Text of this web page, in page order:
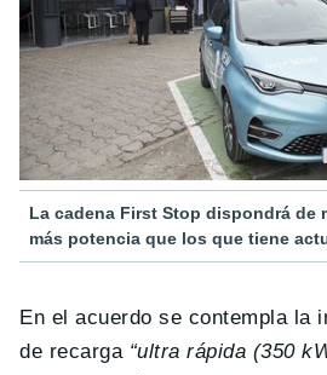
La cadena First Stop dispondrá de
más potencia que los que tiene
En el acuerdo se contempla la
de recarga “ultra rápida (350